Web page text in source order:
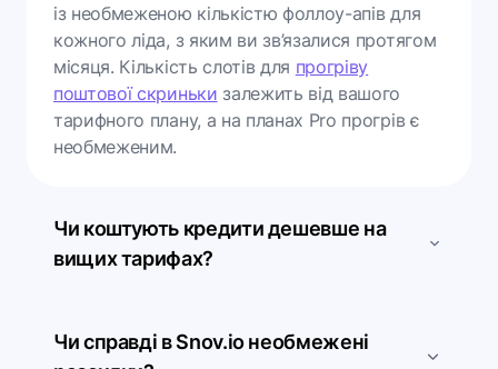
із необмеженою кількістю фоллоу-апів для
кожного ліда, з яким ви зв’язалися протягом
місяця. Кількість слотів для прогріву
поштової скриньки залежить від вашого
тарифного плану, а на планах Pro прогрів є
необмеженим.
Чи коштують кредити дешевше на
вищих тарифах?
Чи справді в Snov.io необмежені